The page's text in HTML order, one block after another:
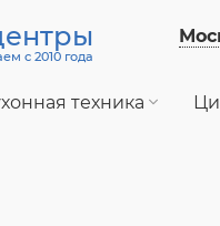
с 2010 года
техника